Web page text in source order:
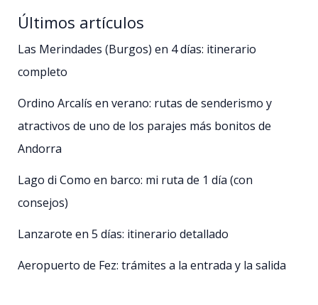
Últimos artículos
Las Merindades (Burgos) en 4 días: itinerario
completo
Ordino Arcalís en verano: rutas de senderismo y
atractivos de uno de los parajes más bonitos de
Andorra
Lago di Como en barco: mi ruta de 1 día (con
consejos)
Lanzarote en 5 días: itinerario detallado
Aeropuerto de Fez: trámites a la entrada y la salida